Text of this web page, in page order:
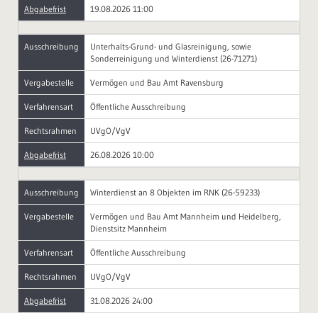
Abgabefrist 19.08.2026 11:00
Ausschreibung
Unterhalts-Grund- und Glasreinigung, sowie
Sonderreinigung und Winterdienst (26-71271)
Vergabestelle Vermögen und Bau Amt Ravensburg
Verfahrensart Öffentliche Ausschreibung
Rechtsrahmen UVgO/VgV
Abgabefrist 26.08.2026 10:00
Ausschreibung Winterdienst an 8 Objekten im RNK (26-59233)
Vergabestelle
Vermögen und Bau Amt Mannheim und Heidelberg,
Dienstsitz Mannheim
Verfahrensart Öffentliche Ausschreibung
Rechtsrahmen UVgO/VgV
Abgabefrist 31.08.2026 24:00